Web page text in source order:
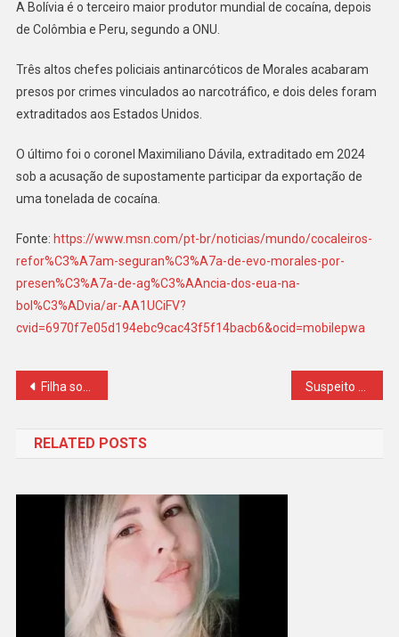
A Bolívia é o terceiro maior produtor mundial de cocaína, depois
de Colômbia e Peru, segundo a ONU.
Três altos chefes policiais antinarcóticos de Morales acabaram
presos por crimes vinculados ao narcotráfico, e dois deles foram
extraditados aos Estados Unidos.
O último foi o coronel Maximiliano Dávila, extraditado em 2024
sob a acusação de supostamente participar da exportação de
uma tonelada de cocaína.
Fonte: https://www.msn.com/pt-br/noticias/mundo/cocaleiros-
refor%C3%A7am-seguran%C3%A7a-de-evo-morales-por-
presen%C3%A7a-de-ag%C3%AAncia-dos-eua-na-
bol%C3%ADvia/ar-AA1UCiFV?
cvid=6970f7e05d194ebc9cac43f5f14bacb6&ocid=mobilepwa
Navegação
Post
Filha socioafetiva é condenada a ressarcir prejuízo financeiro causado à mãe idosa em Goiânia
RELATED POSTS